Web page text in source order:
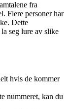
fra
Flere personer har
Dette
seg lure av slike
hvis de kommer
nummeret, kan du